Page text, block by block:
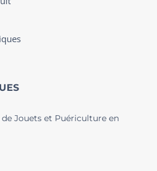
Jouets et Puériculture en